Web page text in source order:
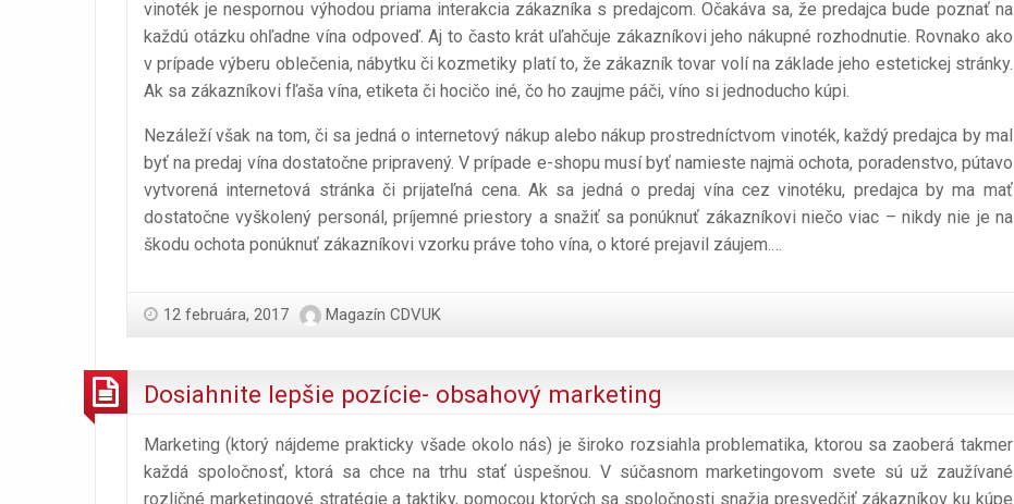
vinoték je nespornou výhodou priama interakcia zákazníka s predajcom. Očakáva sa, že predajca bude poznať na
každú otázku ohľadne vína odpoveď. Aj to často krát uľahčuje zákazníkovi jeho nákupné rozhodnutie. Rovnako ako
v prípade výberu oblečenia, nábytku či kozmetiky platí to, že zákazník tovar volí na základe jeho estetickej stránky.
Ak sa zákazníkovi fľaša vína, etiketa či hocičo iné, čo ho zaujme páči, víno si jednoducho kúpi.
Nezáleží však na tom, či sa jedná o internetový nákup alebo nákup prostredníctvom vinoték, každý predajca by mal
byť na predaj vína dostatočne pripravený. V prípade e-shopu musí byť namieste najmä ochota, poradenstvo, pútavo
vytvorená internetová stránka či prijateľná cena. Ak sa jedná o predaj vína cez vinotéku, predajca by ma mať
dostatočne vyškolený personál, príjemné priestory a snažiť sa ponúknuť zákazníkovi niečo viac – nikdy nie je na
škodu ochota ponúknuť zákazníkovi vzorku práve toho vína, o ktoré prejavil záujem.…
12 februára, 2017 Magazín CDVUK
Dosiahnite lepšie pozície- obsahový marketing
Marketing (ktorý nájdeme prakticky všade okolo nás) je široko rozsiahla problematika, ktorou sa zaoberá takmer
každá spoločnosť, ktorá sa chce na trhu stať úspešnou. V súčasnom marketingovom svete sú už zaužívané
rozličné marketingové stratégie a taktiky, pomocou ktorých sa spoločnosti snažia presvedčiť zákazníkov ku kúpe